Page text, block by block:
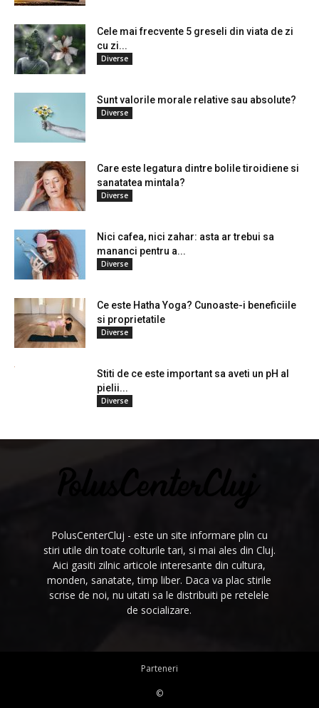
Cele mai frecvente 5 greseli din viata de zi
cu zi...
Diverse
Sunt valorile morale relative sau absolute?
Diverse
Care este legatura dintre bolile tiroidiene si
sanatatea mintala?
Diverse
Nici cafea, nici zahar: asta ar trebui sa
mananci pentru a...
Diverse
Ce este Hatha Yoga? Cunoaste-i beneficiile
si proprietatile
Diverse
Stiti de ce este important sa aveti un pH al
pielii...
Diverse
PolusCenterCluj - este un site informare plin cu
stiri utile din toate colturile tari, si mai ales din Cluj.
Aici gasiti zilnic articole interesante din cultura,
monden, sanatate, timp liber. Daca va plac stirile
scrise de noi, nu uitati sa le distribuiti pe retelele
de socializare.
Parteneri
©